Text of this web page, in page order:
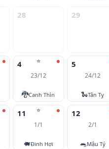
28 29
⭐
4
23/12
🐉Canh Thìn
5
24/12
🐍Tân Tỵ
⭐
11
1/1
🐖Đinh Hợi
12
2/1
🐀Mậu Tý